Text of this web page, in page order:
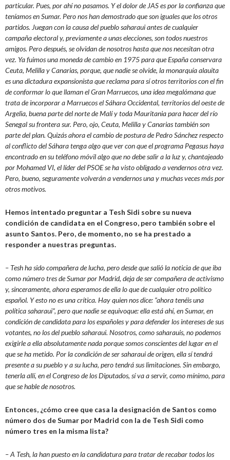
particular. Pues, por ahí no pasamos. Y el dolor de JAS es por la confianza que
teníamos en Sumar. Pero nos han demostrado que son iguales que los otros
partidos. Juegan con la causa del pueblo saharaui antes de cualquier
campaña electoral y, previamente a unas elecciones, son todos nuestros
amigos. Pero después, se olvidan de nosotros hasta que nos necesitan otra
vez. Ya fuimos una moneda de cambio en 1975 para que España conservara
Ceuta, Melilla y Canarias, porque, que nadie se olvide, la monarquía alauita
es una dictadura expansionista que reclama para sí otros territorios con el fin
de conformar lo que llaman el Gran Marruecos, una idea megalómana que
trata de incorporar a Marruecos el Sáhara Occidental, territorios del oeste de
Argelia, buena parte del norte de Malí y toda Mauritania para hacer del río
Senegal su frontera sur. Pero, ojo, Ceuta, Melilla y Canarias también son
parte del plan. Quizás ahora el cambio de postura de Pedro Sánchez respecto
al conflicto del Sáhara tenga algo que ver con que el programa Pegasus haya
encontrado en su teléfono móvil algo que no debe salir a la luz y, chantajeado
por Mohamed VI, el líder del PSOE se ha visto obligado a vendernos otra vez.
Pero, bueno, seguramente volverán a vendernos una y muchas veces más por
otros motivos.
Hemos intentado preguntar a Tesh Sidi sobre su nueva
condición de candidata en el Congreso, pero también sobre el
asunto Santos. Pero, de momento, no se ha prestado a
responder a nuestras preguntas.
– Tesh ha sido compañera de lucha, pero desde que salió la noticia de que iba
como número tres de Sumar por Madrid, deja de ser compañera de activismo
y, sinceramente, ahora esperamos de ella lo que de cualquier otro político
español. Y esto no es una crítica. Hay quien nos dice: “ahora tenéis una
política saharaui”, pero que nadie se equivoque: ella está ahí, en Sumar, en
condición de candidata para los españoles y para defender los intereses de sus
votantes, no los del pueblo saharaui. Nosotros, como saharauis, no podemos
exigirle a ella absolutamente nada porque somos conscientes del lugar en el
que se ha metido. Por la condición de ser saharaui de origen, ella sí tendrá
presente a su pueblo y a su lucha, pero tendrá sus limitaciones. Sin embargo,
tenerla allí, en el Congreso de los Diputados, sí va a servir, como mínimo, para
que se hable de nosotros.
Entonces, ¿cómo cree que casa la designación de Santos como
número dos de Sumar por Madrid con la de Tesh Sidi como
número tres en la misma lista?
– A Tesh, la han puesto en la candidatura para tratar de recabar todos los